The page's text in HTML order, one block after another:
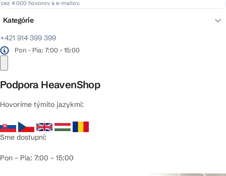
cez 4 000 hovorov a e-mailov.
+421 914 399 399
Pon - Pia: 7:00 - 15:00
Podpora HeavenShop
Hovoríme týmito jazykmi:
Sme dostupní:
Pon – Pia: 7:00 – 15:00
Kategórie